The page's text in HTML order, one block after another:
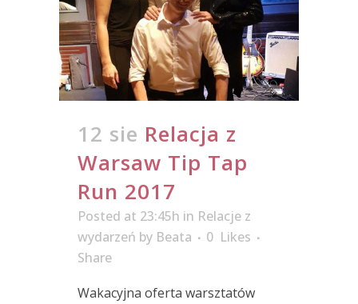
12 sie Relacja z
Warsaw Tip Tap
Run 2017
Posted at 23:45h in Relacje z
wydarzeń by Beata 0 Likes
Share
Wakacyjna oferta warsztatów